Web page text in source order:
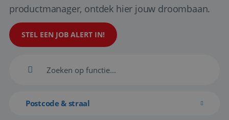
productmanager, ontdek hier jouw droombaan.
STEL EEN JOB ALERT IN!
Postcode & straal